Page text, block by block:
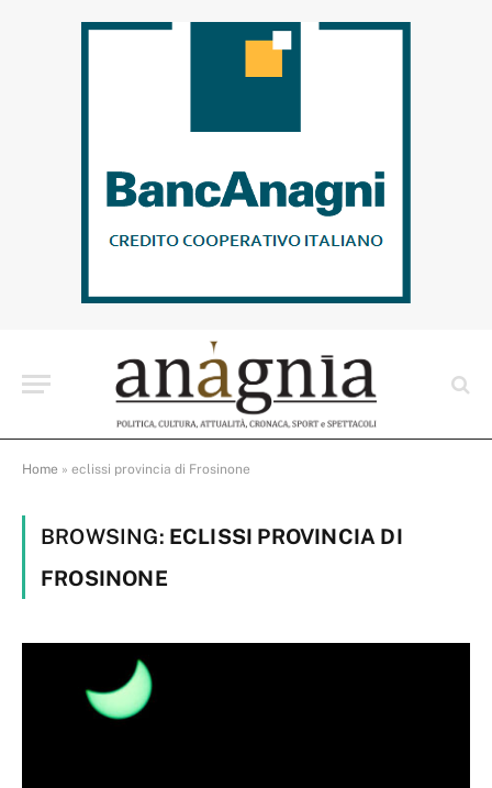
Home » eclissi provincia di Frosinone
BROWSING: ECLISSI PROVINCIA DI
FROSINONE